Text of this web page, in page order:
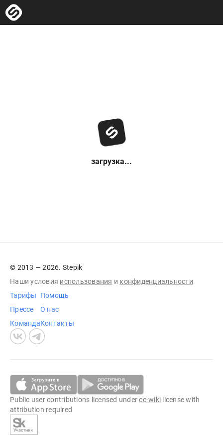
загрузка...
© 2013 — 2026. Stepik
Наши условия использования и конфиденциальности
Тарифы
Прессе
Команда
Помощь
О нас
Контакты
Public user contributions licensed undercc-wiki license with
attribution required